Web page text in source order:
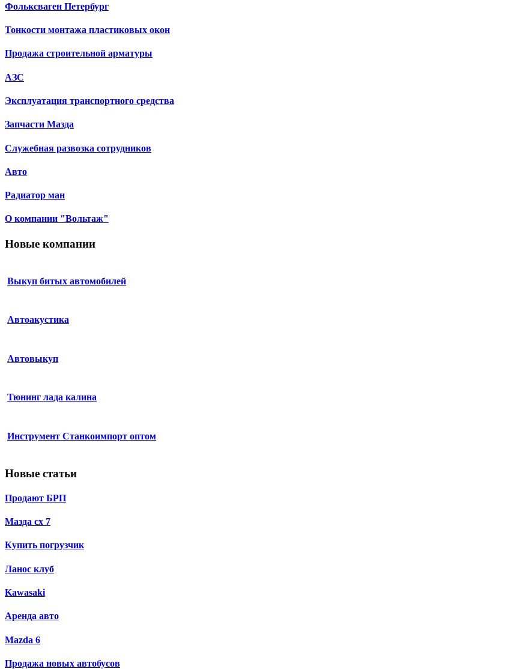
Фольксваген Петербург
Тонкости монтажа пластиковых окон
Продажа строительной арматуры
АЗС
Эксплуатация транспортного средства
Запчасти Мазда
Служебная развозка сотрудников
Авто
Радиатор ман
О компании "Вольтаж"
Новые компании
Выкуп битых автомобилей
Автоакустика
Автовыкуп
Тюнинг лада калина
Инструмент Станкоимпорт оптом
Новые статьи
Продают БРП
Мазда сх 7
Купить погрузчик
Ланос клуб
Kawasaki
Аренда авто
Mazda 6
Продажа новых автобусов